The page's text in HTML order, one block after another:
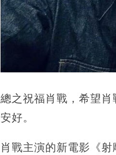
總之祝福肖戰，希望
安好。
肖戰主演的新電影《射